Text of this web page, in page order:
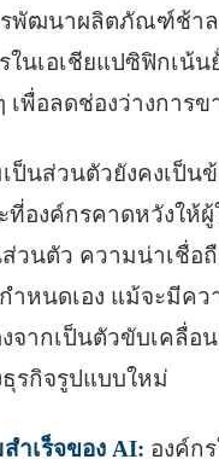
พัฒนาผลิตภัณฑ์ช้า
นเอเชียแปซิฟิกเน้
เพื่อลดช่องว่างกา
นส่วนตัวยังคงเป็น
องค์กรคาดหวังให้
วนตัว ความน่าเชื่อ
หนดเอง แม้จะมีคว
จากเป็นตัวขับเคลื่
รกิจรูปแบบใหม่
าเร็จของ AI: องค์ก